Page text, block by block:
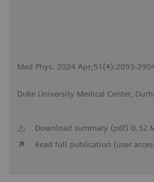
Med Phys. 2024 Apr;51(4):2893-
Duke University Medical Center,
Download summary (pdf) 0.32
Read full publication (user